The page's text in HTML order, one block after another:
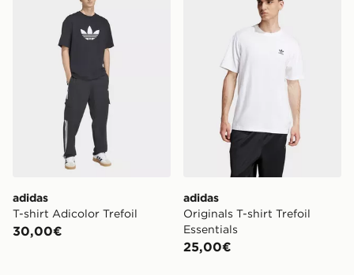
adidas
T-shirt Adicolor Trefoil
30,00€
adidas
Originals T-shirt Trefoil
Essentials
25,00€